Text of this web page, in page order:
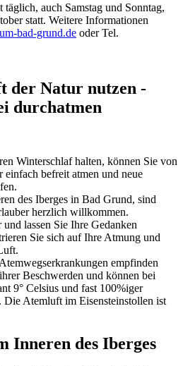
auch Samstag und Sonntag,
statt. Weitere Infor­ma­tio­nen
bad-grund.de oder Tel.
der Natur nutzen -
durchatmen
Winterschlaf halten, können Sie von
befreit atmen und neue
des Iberges in Bad Grund, sind
herzlich willkommen.
lassen Sie Ihre Gedanken
Sie sich auf Ihre Atmung und
empfinden
Beschwerden und können bei
9° Celsius und fast 100%iger
Atemluft im Eisensteinstollen ist
Inneren des Iberges